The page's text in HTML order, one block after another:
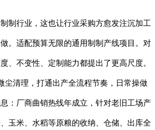
行业，这也让行业采购方愈发注沉加工
。适配预算无限的通用制制产线项目。对
、不变性、定制能力都提出了更高尺度。
尘清理，打通出产全流程节奏，日常操做
：厂商曲销热线年成立，针对老旧工场产
玉米、水稻等原粮的收纳、仓储、出库全